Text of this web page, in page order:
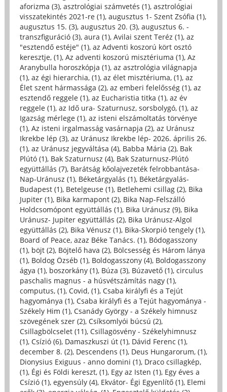
aforizma (3), asztrológiai számvetés (1), asztrológiai
visszatekintés 2021-re (1), augusztus 1- Szent Zsófia (1),
augusztus 15. (3), augusztus 20. (3), augusztus 6. -
transzfiguráció (3), aura (1), Avilai szent Teréz (1), az
"esztendő estéje" (1), az Adventi koszorú kört osztó
keresztje, (1), Az adventi koszorú misztériuma (1), Az
Aranybulla horoszkópja (1), az asztrológia világnapja
(1), az égi hierarchia, (1), az élet misztériuma, (1), az
Élet szent hármassága (2), az emberi felelősség (1), az
esztendő reggele (1), az Eucharistia titka (1), az év
reggele (1), az Idő ura- Szaturnusz, sorsbolygó, (1), az
Igazság mérlege (1), az isteni elszámoltatás törvénye
(1), Az isteni irgalmasság vasárnapja (2), az Uránusz
Ikrekbe lép (3), az Uránusz Ikrekbe lép- 2026. április 26.
(1), az Uránusz jegyváltása (4), Babba Mária (2), Bak
Plútó (1), Bak Szaturnusz (4), Bak Szaturnusz-Plútó
együttállás (7), Barátság kőolajvezeték felrobbantása-
Nap-Uránusz (1), Béketárgyalás (1), Béketárgyalás-
Budapest (1), Betelgeuse (1), Betlehemi csillag (2), Bika
Jupiter (1), Bika karmapont (2), Bika Nap-Felszálló
Holdcsomópont együttállás (1), Bika Uránusz (9), Bika
Uránusz- Jupiter együttállás (2), Bika Uránusz-Algol
együttállás (2), Bika Vénusz (1), Bika-Skorpió tengely (1),
Board of Peace, azaz Béke Tanács. (1), Bódogasszony
(1), böjt (2), Böjtelő hava (2), Bölcsesség és Három lánya
(1), Boldog Özséb (1), Boldogasszony (4), Boldogasszony
ágya (1), boszorkány (1), Búza (3), Búzavető (1), circulus
paschalis magnus - a húsvétszámítás nagy (1),
computus, (1), Covid, (1), Csaba királyfi és a Tejút
hagyománya (1), Csaba királyfi és a Tejút hagyománya -
Székely Him (1), Csanády György - a Székely himnusz
szövegének szer (2), Csíksomlyói búcsú (2),
Csillagbölcselet (11), Csillagösvény - Székelyhimnusz
(1), Csízió (6), Damaszkuszi út (1), Dávid Ferenc (1),
december 8. (2), Descendens (1), Deus Hungarorum, (1),
Dionysius Exiguus - anno domini (1), Draco csillagkép,
(1), Égi és Földi kereszt, (1), Egy az Isten (1), Egy éves a
Csízió (1), egyensúly (4), Ekvátor- Égi Egyenlítő (1), Elemi